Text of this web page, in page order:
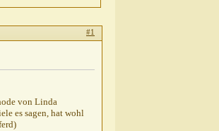
#1
von Linda
es sagen, hat wohl